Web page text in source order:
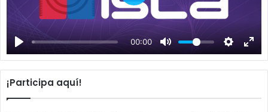
00:00
P
y
¡Participa aquí!